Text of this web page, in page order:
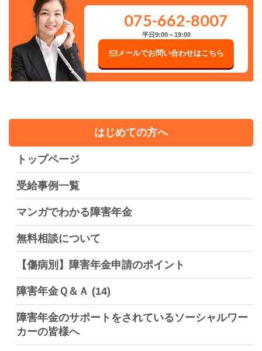
はじめての方へ
トップページ
受給事例一覧
マンガでわかる障害年金
無料相談について
【傷病別】障害年金申請のポイント
障害年金Ｑ＆Ａ (14)
障害年金のサポートをされているソーシャルワー
カーの皆様へ
075-662-8007
平日9:00～19:00
メールでお問い合わせはこちら